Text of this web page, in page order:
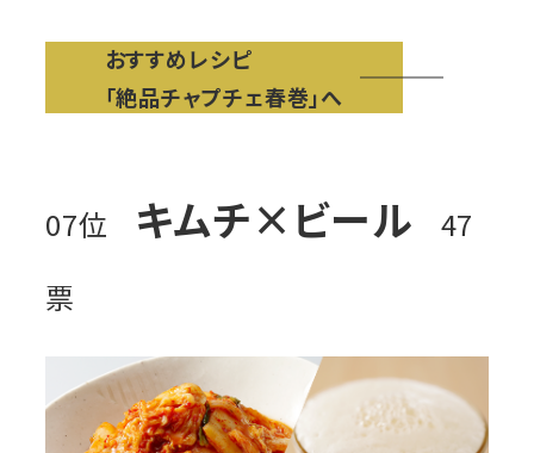
おすすめレシピ
「絶品チャプチェ春巻」へ
07位 キムチ×ビール
47
票